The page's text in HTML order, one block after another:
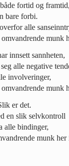
fortid og framtid,
bare forbi.
alle
munk
innsett sannheten,
alle negative
involveringer,
munk
er det.
en slik selvkontroll
alle bindinger,
munk her